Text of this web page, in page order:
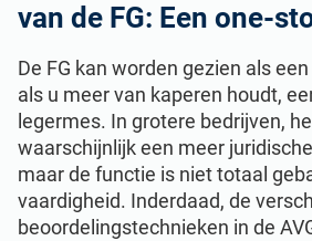
van de FG: Een one-
De FG kan worden gezien als
als u meer van kaperen houdt,
legermes. In grotere bedrijven,
waarschijnlijk een meer
maar de functie is niet totaal
vaardigheid. Inderdaad, de
beoordelingstechnieken in de